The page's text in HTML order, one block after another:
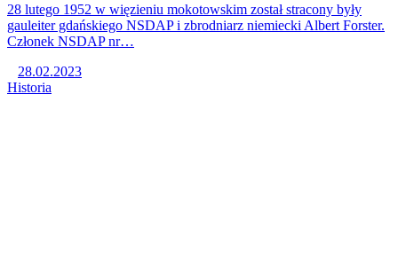
28 lutego 1952 w więzieniu mokotowskim został stracony były
gauleiter gdańskiego NSDAP i zbrodniarz niemiecki Albert Forster.
Członek NSDAP nr…
28.02.2023
Historia